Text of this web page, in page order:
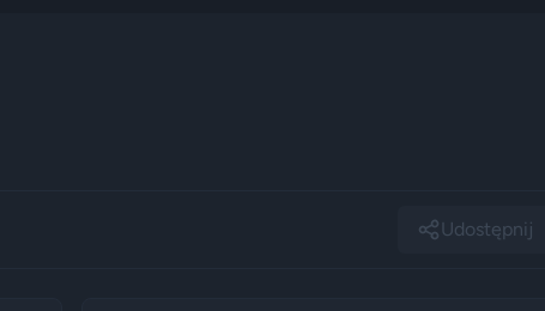
Udostępnij